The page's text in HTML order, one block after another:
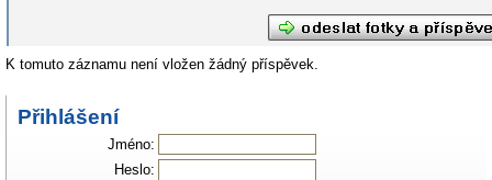
K tomuto záznamu není vložen žádný příspěvek.
Přihlášení
Jméno:
Heslo: